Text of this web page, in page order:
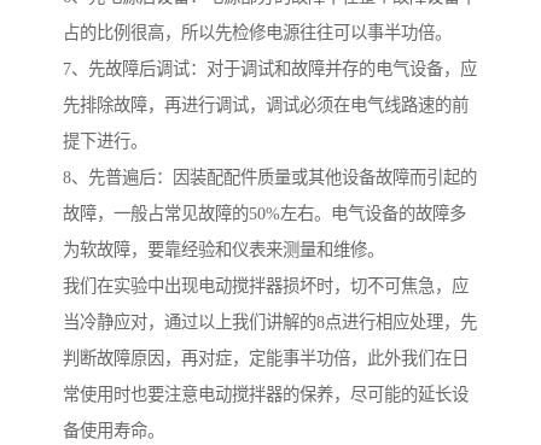
占的比例很高，所以先检修电源往往可以事半功倍。
7、先故障后调试：对于调试和故障并存的电气设备，应
先排除故障，再进行调试，调试必须在电气线路速的前
提下进行。
8、先普遍后：因装配配件质量或其他设备故障而引起的
故障，一般占常见故障的50%左右。电气设备的故障多
为软故障，要靠经验和仪表来测量和维修。
我们在实验中出现电动搅拌器损坏时，切不可焦急，应
当冷静应对，通过以上我们讲解的8点进行相应处理，先
判断故障原因，再对症，定能事半功倍，此外我们在日
常使用时也要注意电动搅拌器的保养，尽可能的延长设
备使用寿命。